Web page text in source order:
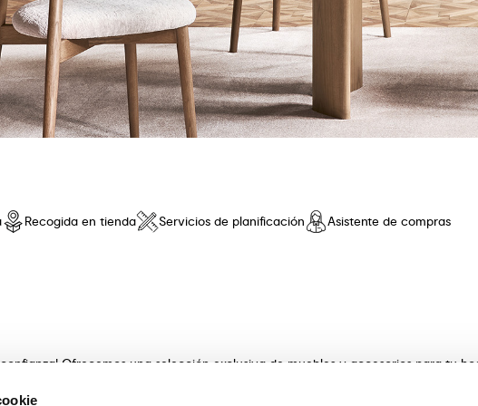
Recogida en tienda Servicios de planificación Asistente de compras
Ofrecemos una selección exclusiva de muebles y accesorios para tu
y una comodidad sin iguales. Descubre nuestras colecciones de mesas,